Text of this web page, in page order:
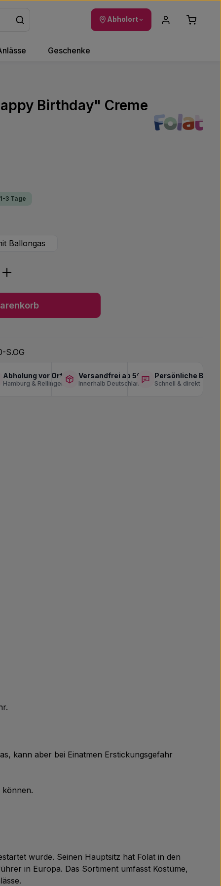
Abholort
Geschenke
Birthday" Creme
3 Tage
Ballongas
den gewünschten Wert ein oder
S.OG
Abholung vor Ort
Hamburg & Rellingen
Versandfrei ab 50 €
Innerhalb Deutschlands
Persönliche
Schnell & direkt
kann aber bei Einatmen Erstickungsgefahr
wurde. Seinen Hauptsitz hat Folat in den
in Europa. Das Sortiment umfasst Kostüme,